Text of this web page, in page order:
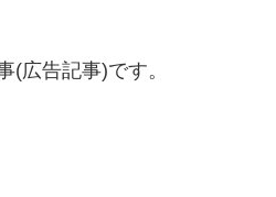
(広告記事)です。